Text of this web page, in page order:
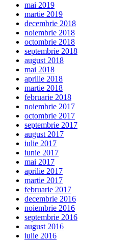
mai 2019
martie 2019
decembrie 2018
noiembrie 2018
octombrie 2018
septembrie 2018
august 2018
mai 2018
aprilie 2018
martie 2018
februarie 2018
noiembrie 2017
octombrie 2017
septembrie 2017
august 2017
iulie 2017
iunie 2017
mai 2017
aprilie 2017
martie 2017
februarie 2017
decembrie 2016
noiembrie 2016
septembrie 2016
august 2016
iulie 2016